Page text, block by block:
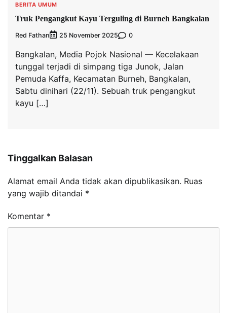
BERITA UMUM
Truk Pengangkut Kayu Terguling di Burneh Bangkalan
Red Fathan 25 November 2025 0
Bangkalan, Media Pojok Nasional — Kecelakaan
tunggal terjadi di simpang tiga Junok, Jalan
Pemuda Kaffa, Kecamatan Burneh, Bangkalan,
Sabtu dinihari (22/11). Sebuah truk pengangkut
kayu […]
Tinggalkan Balasan
Alamat email Anda tidak akan dipublikasikan. Ruas
yang wajib ditandai *
Komentar *